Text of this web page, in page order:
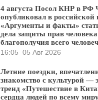
4 августа Посол КНР в РФ
опубликовал в российской
«Аргументы и факты»
дела защиты прав
благополучия всего
16:05 05 Авг 2026
Летние поездки,
знакомство с культурой —
тренд «Путешествие в
сердца людей по всему